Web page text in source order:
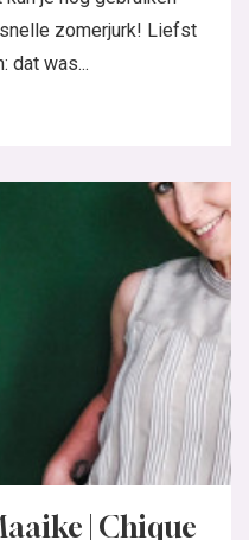
zomerjurk! Liefst
dat was...
| Chique